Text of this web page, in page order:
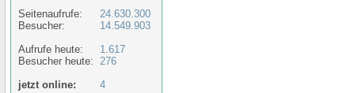
Seitenaufrufe:
Besucher:
Aufrufe heute:
Besucher heute:
jetzt online:
24.630.300
14.549.903
1.617
276
4